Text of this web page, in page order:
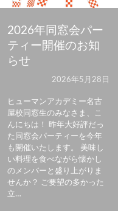
2026年同窓会パー
ティー開催のお知
らせ
2026年5月28日
ヒューマンアカデミー名古
屋校同窓生のみなさま、こ
んにちは！ 昨年大好評だっ
た同窓会パーティーを今年
も開催いたします。 美味し
い料理を食べながら懐かし
のメンバーと盛り上がりま
せんか？ ご要望の多かった
立…